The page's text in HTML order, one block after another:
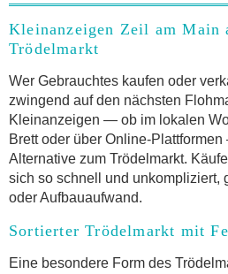
Kleinanzeigen Zeil am Main
Trödelmarkt
Wer Gebrauchtes kaufen oder
zwingend auf den nächsten
Kleinanzeigen — ob im lokalen
Brett oder über Online-
Alternative zum Trödelmarkt.
sich so schnell und unkompliziert,
oder Aufbauaufwand.
Sortierter Trödelmarkt mit
Eine besondere Form des